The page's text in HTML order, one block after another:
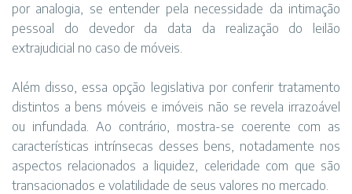
por analogia, se entender pela necessidade da intimação
pessoal do devedor da data da realização do leilão
extrajudicial no caso de móveis.
Além disso, essa opção legislativa por conferir tratamento
distintos a bens móveis e imóveis não se revela irrazoável
ou infundada. Ao contrário, mostra-se coerente com as
características intrínsecas desses bens, notadamente nos
aspectos relacionados a liquidez, celeridade com que são
transacionados e volatilidade de seus valores no mercado.